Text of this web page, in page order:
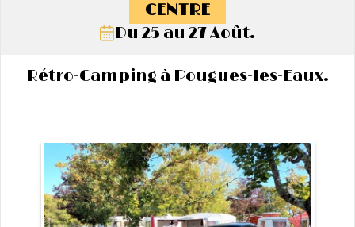
CENTRE
Du 25 au 27 Août.
Rétro-Camping à Pougues-les-Eaux.